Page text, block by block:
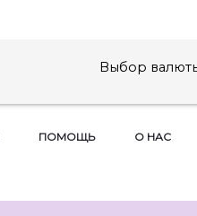
Выбор
ПОМОЩЬ О НАС